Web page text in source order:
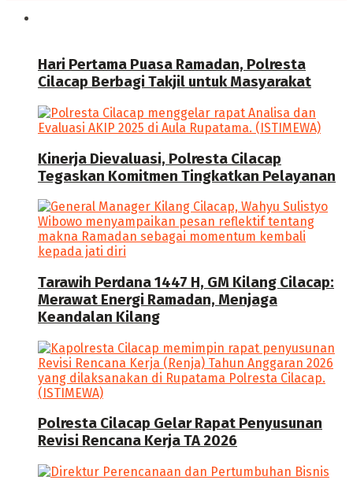
Hari Pertama Puasa Ramadan, Polresta
Cilacap Berbagi Takjil untuk Masyarakat
Kinerja Dievaluasi, Polresta Cilacap
Tegaskan Komitmen Tingkatkan Pelayanan
Tarawih Perdana 1447 H, GM Kilang Cilacap:
Merawat Energi Ramadan, Menjaga
Keandalan Kilang
Polresta Cilacap Gelar Rapat Penyusunan
Revisi Rencana Kerja TA 2026